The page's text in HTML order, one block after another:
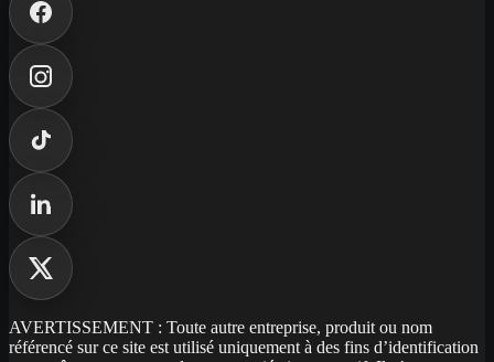
AVERTISSEMENT : Toute autre entreprise, produit ou nom
référencé sur ce site est utilisé uniquement à des fins d’identification